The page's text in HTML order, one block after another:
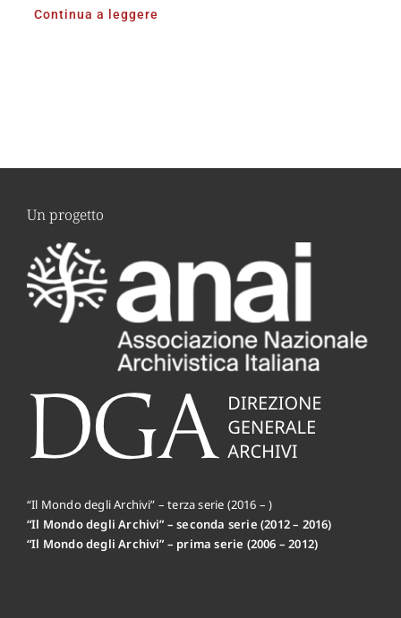
Continua a leggere
Un progetto
“Il Mondo degli Archivi” – terza serie (2016 – )
“Il Mondo degli Archivi” – seconda serie (2012 – 2016)
“Il Mondo degli Archivi” – prima serie (2006 – 2012)